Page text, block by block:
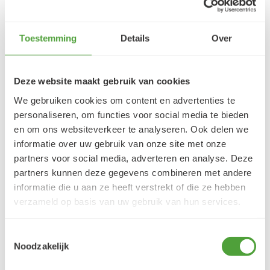
Toestemming Details Over
Deze website maakt gebruik van cookies
We gebruiken cookies om content en advertenties te
personaliseren, om functies voor social media te bieden
en om ons websiteverkeer te analyseren. Ook delen we
informatie over uw gebruik van onze site met onze
partners voor social media, adverteren en analyse. Deze
partners kunnen deze gegevens combineren met andere
informatie die u aan ze heeft verstrekt of die ze hebben
verzameld op basis van uw gebruik van hun services.
Noodzakelijk
5 september 2025